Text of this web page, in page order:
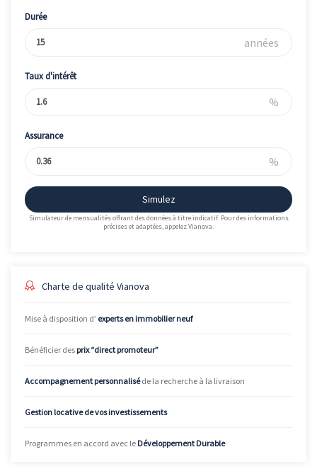
Durée
années
Taux d'intérêt
%
Assurance
%
Simulez
Simulateur de mensualités offrant des données à titre indicatif. Pour des informations
précises et adaptées, appelez Vianova.
Charte de qualité Vianova
Mise à disposition d’ experts en immobilier neuf
Bénéficier des prix “direct promoteur”
Accompagnement personnaliséde la recherche à la livraison
Gestion locative de vos investissements
Programmes en accord avec le Développement Durable